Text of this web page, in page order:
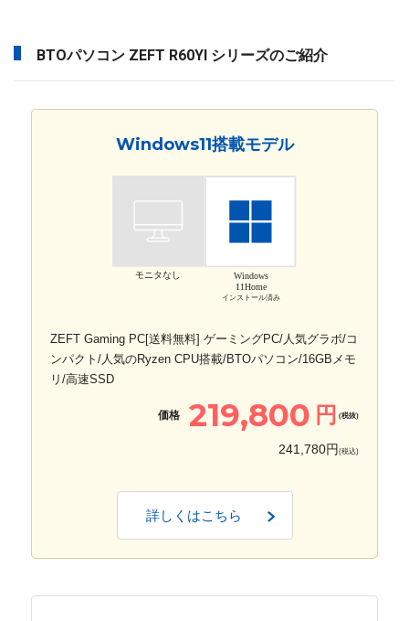
BTOパソコン ZEFT R60YI シリーズのご紹介
Windows11搭載モデル
モニタなし
Windows
11Home
インストール済み
ZEFT Gaming PC[送料無料] ゲーミングPC/人気グラボ/コ
ンパクト/人気のRyzen CPU搭載/BTOパソコン/16GBメモ
リ/高速SSD
価格 219,800 円 (税抜)
241,780円 (税込)
詳しくはこちら